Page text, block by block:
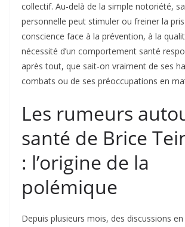
collectif. Au-delà de la simple notoriété,
personnelle peut stimuler ou freiner la
conscience face à la prévention, à la
nécessité d’un comportement santé
après tout, que sait-on vraiment de ses
combats ou de ses préoccupations en
Les rumeurs
santé de Brice
: l’origine de la
polémique
Depuis plusieurs mois, des discussions